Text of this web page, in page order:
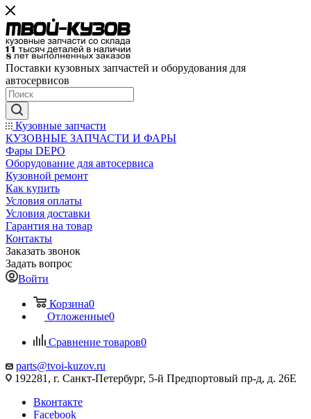
Поставки кузовных запчастей и оборудования для
автосервисов
Кузовные запчасти
КУЗОВНЫЕ ЗАПЧАСТИ И ФАРЫ
Фары DEPO
Оборудование для автосервиса
Кузовной ремонт
Как купить
Условия оплаты
Условия доставки
Гарантия на товар
Контакты
Заказать звонок
Задать вопрос
Войти
Корзина0
Отложенные0
Сравнение товаров0
parts@tvoi-kuzov.ru
192281, г. Санкт-Петербург, 5-й Предпортовый пр-д, д. 26Е
Вконтакте
Facebook